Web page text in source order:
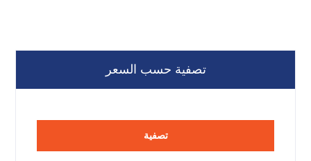
تصفية حسب السعر
تصفية